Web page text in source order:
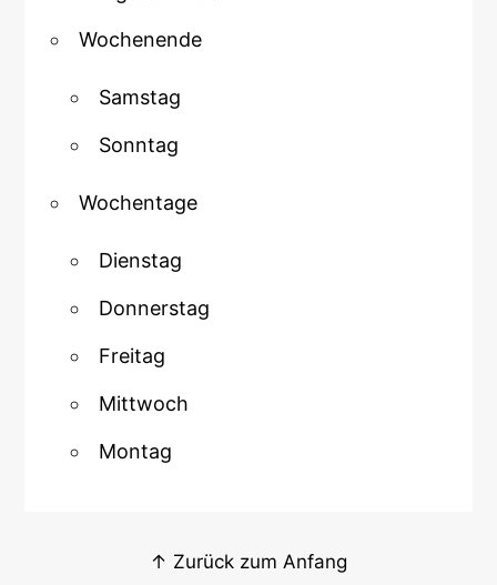
Wochenende
Samstag
Sonntag
Wochentage
Dienstag
Donnerstag
Freitag
Mittwoch
Montag
↑ Zurück zum Anfang